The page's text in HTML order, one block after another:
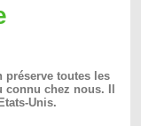
préserve toutes les
connu chez nous. Il
Unis.